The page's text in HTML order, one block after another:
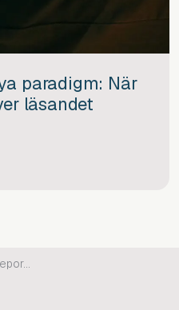
paradigm: När
läsandet
Hur OnlineReports gör årsredovisningen enklare